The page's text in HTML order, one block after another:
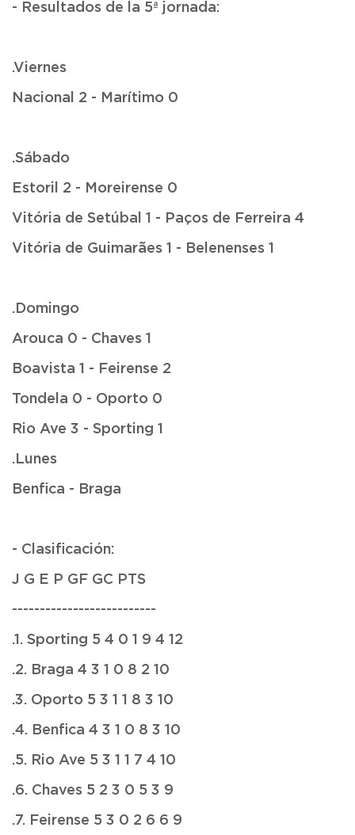
- Resultados de la 5ª jornada:
.Viernes
Nacional 2 - Marítimo 0
.Sábado
Estoril 2 - Moreirense 0
Vitória de Setúbal 1 - Paços de Ferreira 4
Vitória de Guimarães 1 - Belenenses 1
.Domingo
Arouca 0 - Chaves 1
Boavista 1 - Feirense 2
Tondela 0 - Oporto 0
Rio Ave 3 - Sporting 1
.Lunes
Benfica - Braga
- Clasificación:
J G E P GF GC PTS
--------------------------
.1. Sporting 5 4 0 1 9 4 12
.2. Braga 4 3 1 0 8 2 10
.3. Oporto 5 3 1 1 8 3 10
.4. Benfica 4 3 1 0 8 3 10
.5. Rio Ave 5 3 1 1 7 4 10
.6. Chaves 5 2 3 0 5 3 9
.7. Feirense 5 3 0 2 6 6 9